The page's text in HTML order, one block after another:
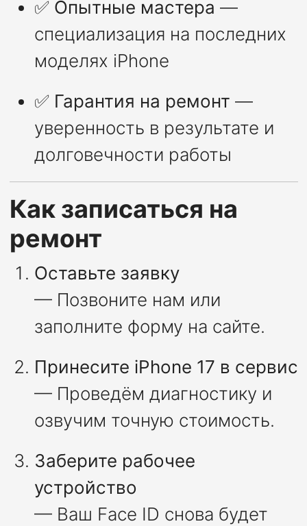
✅ Опытные мастера —
специализация на последних
моделях iPhone
✅ Гарантия на ремонт —
уверенность в результате и
долговечности работы
Как записаться на
ремонт
Оставьте заявку
— Позвоните нам или
заполните форму на сайте.
Принесите iPhone 17 в сервис
— Проведём диагностику и
озвучим точную стоимость.
Заберите рабочее
устройство
— Ваш Face ID снова будет